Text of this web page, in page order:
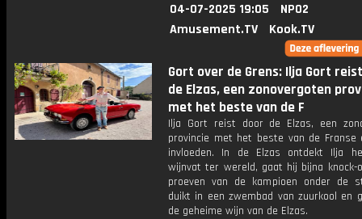
04-07-2025 19:05
NPO2
Amusement.TV
Kook.TV
Gort over de Grens: Ilja Gort
de Elzas, een zonovergoten
met het beste van de F
Ilja Gort reist door de Elzas, een
provincie met het beste van de Franse
invloeden. In de Elzas ontdekt Ilja
wijnvat ter wereld, gaat hij bijna knock-
proeven van de kampioen onder de
duikt in een zwembad van zuurkool en
de geheime wijn van de Elzas.